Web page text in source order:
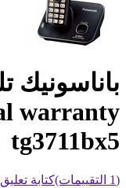
warranty
tg3711bx5
(1 التقييمات) كتابة تعليق